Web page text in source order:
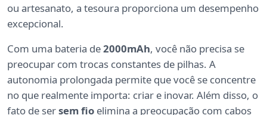
ou artesanato, a tesoura proporciona um desempenho
excepcional.
Com uma bateria de2000mAh, você não precisa se
preocupar com trocas constantes de pilhas. A
autonomia prolongada permite que você se concentre
no que realmente importa: criar e inovar. Além disso, o
fato de sersem fio elimina a preocupação com cabos